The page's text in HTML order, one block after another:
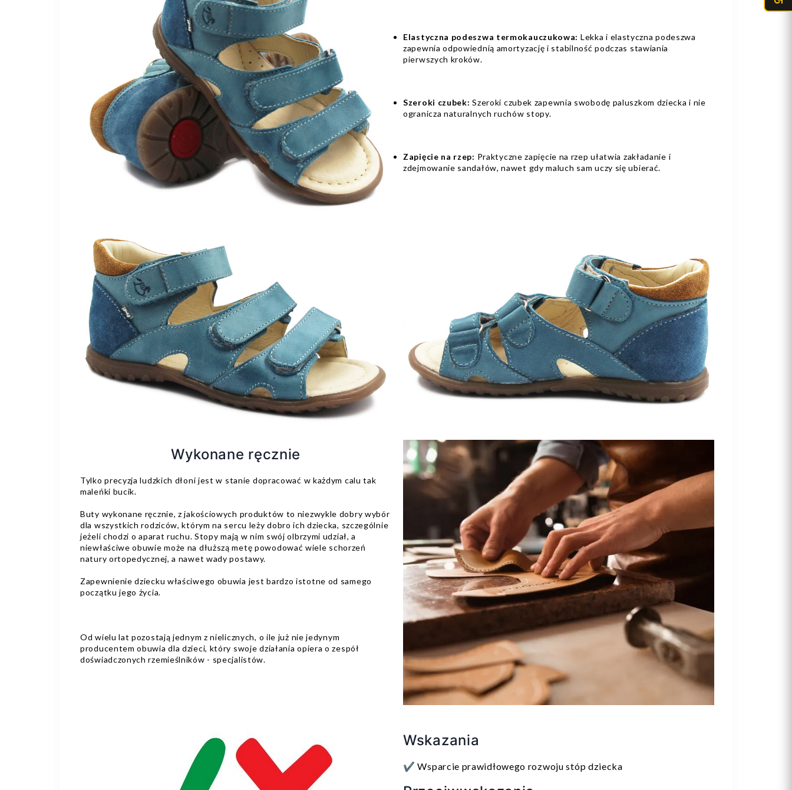
Elastyczna podeszwa termokauczukowa: Lekka i elastyczna podeszwa
zapewnia odpowiednią amortyzację i stabilność podczas stawiania
pierwszych kroków.
Szeroki czubek:Szeroki czubek zapewnia swobodę paluszkom dziecka i nie
ogranicza naturalnych ruchów stopy.
Zapięcie na rzep: Praktyczne zapięcie na rzep ułatwia zakładanie i
zdejmowanie sandałów, nawet gdy maluch sam uczy się ubierać.
Wykonane ręcznie
Tylko precyzja ludzkich dłoni jest w stanie dopracować w każdym calu tak
maleńki bucik.
Buty wykonane ręcznie, z jakościowych produktów to niezwykle dobry wybór
dla wszystkich rodziców, którym na sercu leży dobro ich dziecka, szczególnie
jeżeli chodzi o aparat ruchu. Stopy mają w nim swój olbrzymi udział, a
niewłaściwe obuwie może na dłuższą metę powodować wiele schorzeń
natury ortopedycznej, a nawet wady postawy.
Zapewnienie dziecku właściwego obuwia jest bardzo istotne od samego
początku jego życia.
Od wielu lat pozostają jednym z nielicznych, o ile już nie jedynym
producentem obuwia dla dzieci, który swoje działania opiera o zespół
doświadczonych rzemieślników - specjalistów.
Wskazania
✔️ Wsparcie prawidłowego rozwoju stóp dziecka